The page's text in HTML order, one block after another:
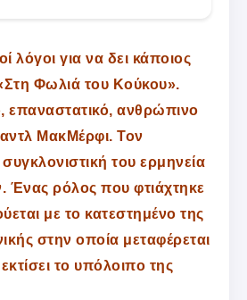
λόγοι για να δει κάποιος
Φωλιά του Κούκου».
επαναστατικό, ανθρώπινο
ΜακΜέρφι. Τον
του ερμηνεία
Ένας ρόλος που φτιάχτηκε
με το κατεστημένο της
στην οποία μεταφέρεται
το υπόλοιπο της